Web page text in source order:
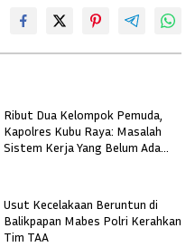
Ribut Dua Kelompok Pemuda,
Kapolres Kubu Raya: Masalah
Sistem Kerja Yang Belum Ada
Usut Kecelakaan Beruntun di
Balikpapan Mabes Polri Kerahkan
Tim TAA